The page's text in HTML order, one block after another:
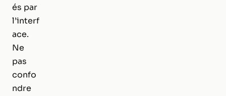
és par
l’interf
ace.
Ne
pas
confo
ndre